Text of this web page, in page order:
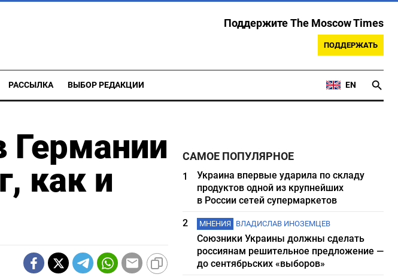
Поддержите The Moscow Times
ПОДДЕРЖАТЬ
РАССЫЛКА ВЫБОР РЕДАКЦИИ EN
Германии
как и
САМОЕ ПОПУЛЯРНОЕ
1
Украина впервые ударила по складу
продуктов одной из крупнейших
в России сетей супермаркетов
2
МНЕНИЯ ВЛАДИСЛАВ ИНОЗЕМЦЕВ
Союзники Украины должны сделать
россиянам решительное предложение —
до сентябрьских «выборов»